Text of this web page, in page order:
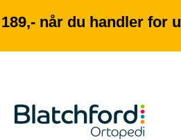
når du handler for